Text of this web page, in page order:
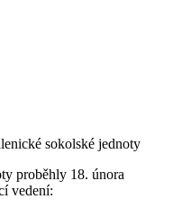
sokolské jednoty
proběhly 18. února
vedení: